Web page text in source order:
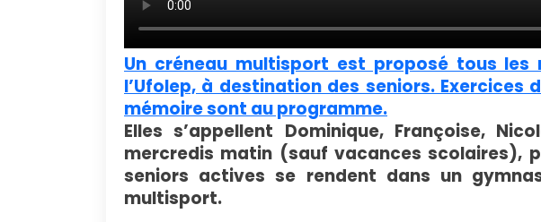
Un créneau multisport est proposé tous les
l’Ufolep, à destination des seniors. Exercices
mémoire sont au programme.
Elles s’appellent Dominique, Françoise,
mercredis matin (sauf vacances scolaires),
seniors actives se rendent dans un
multisport.